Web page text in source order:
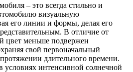
– это всегда стильно и
визуальную
его линии и формы, делая его
В отличие от
цвет меньше подвержен
свой первоначальный
длительного времени.
условиях интенсивной солнечной